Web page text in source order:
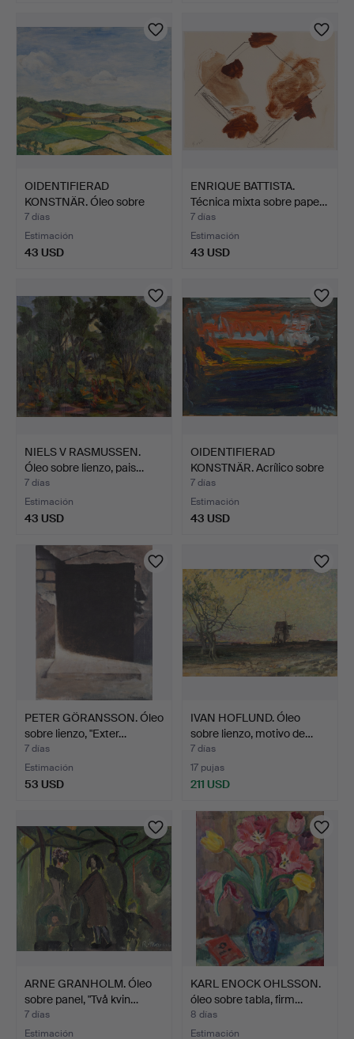
OIDENTIFIERAD
KONSTNÄR. Óleo sobre
panel, …
7 días
Estimación
43 USD
ENRIQUE BATTISTA.
Técnica mixta sobre pape…
7 días
Estimación
43 USD
NIELS V RASMUSSEN.
Óleo sobre lienzo, pais…
7 días
Estimación
43 USD
OIDENTIFIERAD
KONSTNÄR. Acrílico sobre
lie…
7 días
Estimación
43 USD
PETER GÖRANSSON. Óleo
sobre lienzo, "Exter…
7 días
Estimación
53 USD
IVAN HOFLUND. Óleo
sobre lienzo, motivo de…
7 días
17 pujas
211 USD
ARNE GRANHOLM. Óleo
sobre panel, "Två kvin…
7 días
Estimación
KARL ENOCK OHLSSON.
óleo sobre tabla, firm…
8 días
Estimación